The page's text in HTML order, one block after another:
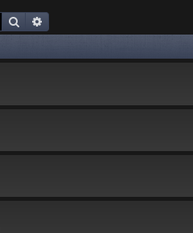
Rechercher